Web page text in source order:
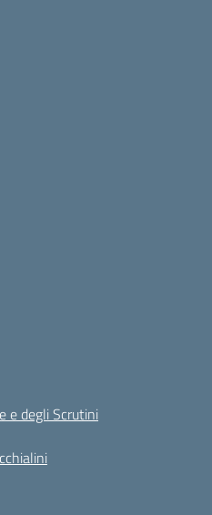
e degli Scrutini